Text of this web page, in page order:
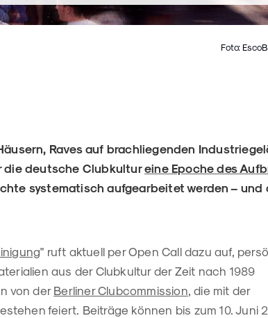
Foto:
Raves auf brachliegenden
die deutsche Clubkultureine Epoche des
systematisch aufgearbeitet werden – und
" ruft aktuell per Open Call dazu auf,
aus der Clubkultur der Zeit nach 1989
von der Berliner Clubcommission , die mit der
feiert. Beiträge können bis zum 10. Juni